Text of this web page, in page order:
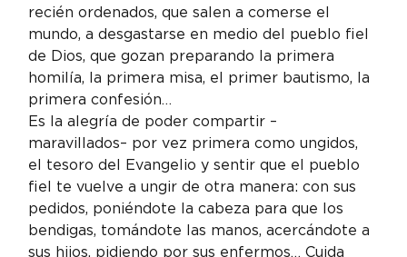
recién ordenados, que salen a comerse el
mundo, a desgastarse en medio del pueblo fiel
de Dios, que gozan preparando la primera
homilía, la primera misa, el primer bautismo, la
primera confesión…
Es la alegría de poder compartir –
maravillados– por vez primera como ungidos,
el tesoro del Evangelio y sentir que el pueblo
fiel te vuelve a ungir de otra manera: con sus
pedidos, poniéndote la cabeza para que los
bendigas, tomándote las manos, acercándote a
sus hijos, pidiendo por sus enfermos… Cuida